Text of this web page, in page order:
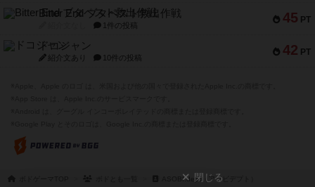
45 PT
Bitter End ブタペスト救出作戦
1件の投稿
42 PT
ドコジャン
紹介文あり 10件の投稿
ASOBI.dept（アソビデプト）
閉じる